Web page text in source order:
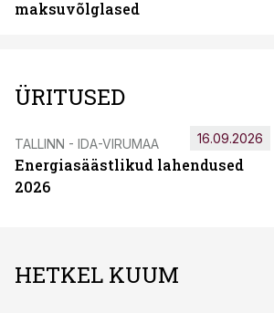
maksuvõlglased
ÜRITUSED
TALLINN - IDA-VIRUMAA
Energiasäästlikud lahendused
2026
16.09.2026
HETKEL KUUM